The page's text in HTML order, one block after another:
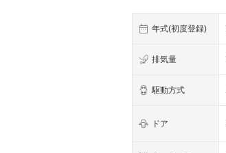
年式(初度登録)
排気量
駆動方式
ドア